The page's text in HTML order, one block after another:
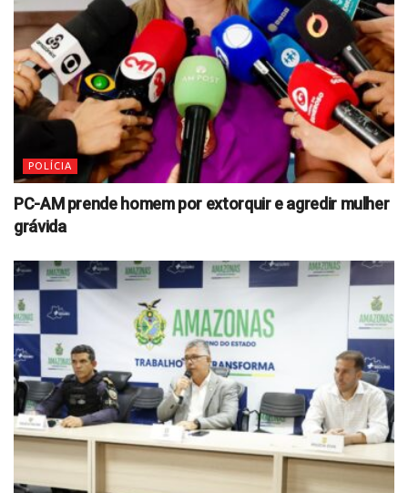
POLÍCIA
PC-AM prende homem por extorquir e agredir mulher
grávida